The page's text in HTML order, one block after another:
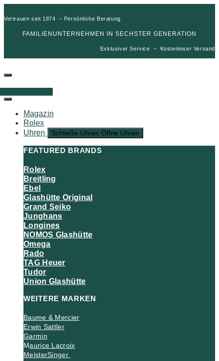
Vertrauen seit 1874 – Persönliche Beratung
FAMILIENUNTERNEHMEN IN SECHSTER GENERATION
Exklusiver Service – Kostenloser Versand
Magazin
Rolex
Uhren
Schließe Uhren Öffne Uhren
FEATURED BRANDS
Rolex
Breitling
Ebel
Glashütte Original
Grand Seiko
Junghans
Longines
NOMOS Glashütte
Omega
Rado
TAG Heuer
Tudor
Union Glashütte
WEITERE MARKEN
Baume & Mercier
Erwin Sattler
Garmin
Maurice Lacroix
MeisterSinger